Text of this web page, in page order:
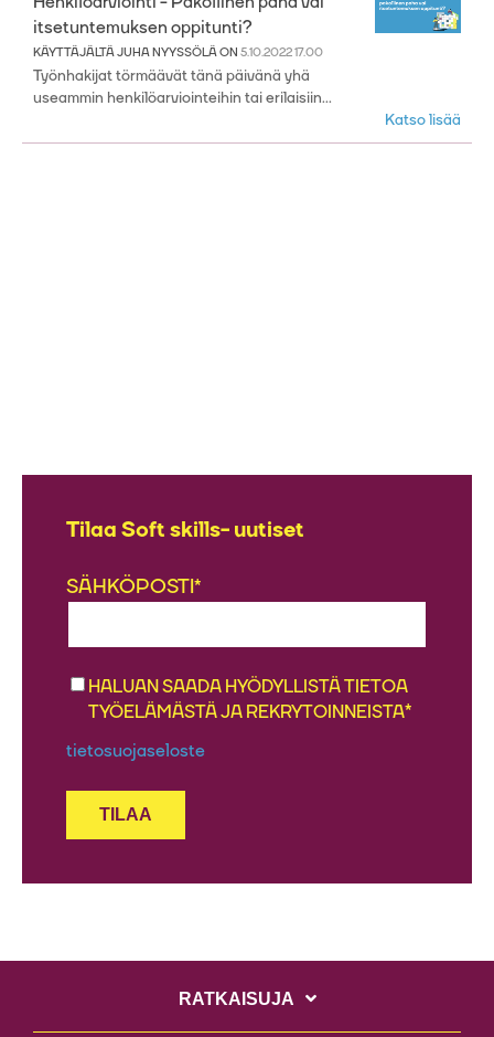
itsetuntemuksen oppitunti?
KÄYTTÄJÄLTÄJUHA NYYSSÖLÄON 5.10.2022 17.00
Työnhakijat törmäävät tänä päivänä yhä
useammin henkilöarviointeihin tai erilaisiin...
Katso lisää
Tilaa Soft skills- uutiset
SÄHKÖPOSTI*
HALUAN SAADA HYÖDYLLISTÄ TIETOA
TYÖELÄMÄSTÄ JA REKRYTOINNEISTA*
tietosuojaseloste
RATKAISUJA